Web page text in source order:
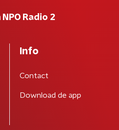
NPO Radio 2
Info
Contact
Download de app